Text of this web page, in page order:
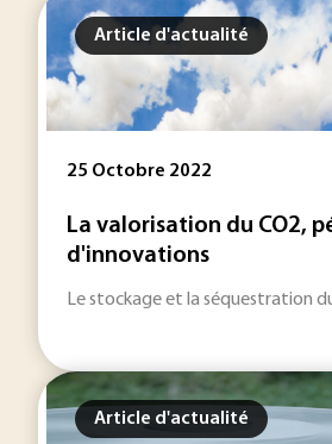
Article d'actualité
25 Octobre 2022
La valorisation du CO2,
d'innovations
Le stockage et la séquestration
Article d'actualité